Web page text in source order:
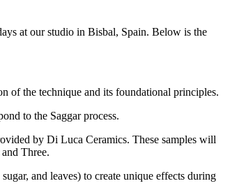
at our studio in Bisbal, Spain. Below is the
of the technique and its foundational principles.
to the Saggar process.
by Di Luca Ceramics. These samples will
Three.
and leaves) to create unique effects during